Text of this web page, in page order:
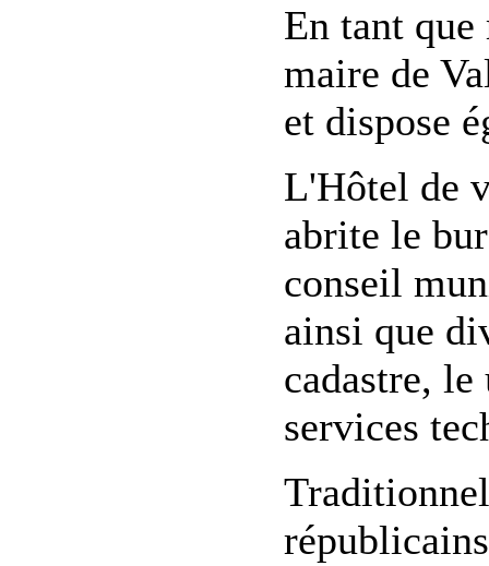
En tant
maire de
et dispose
L'Hôtel de
abrite le
conseil
ainsi que
cadastre,
services